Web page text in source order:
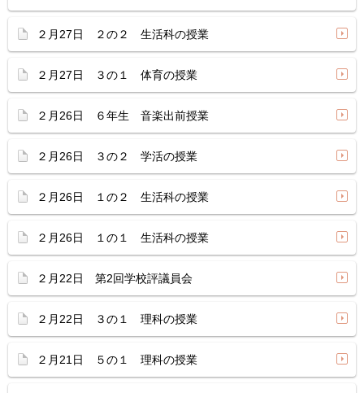
２月27日 ２の２ 生活科の授業
２月27日 ３の１ 体育の授業
２月26日 ６年生 音楽出前授業
２月26日 ３の２ 学活の授業
２月26日 １の２ 生活科の授業
２月26日 １の１ 生活科の授業
２月22日 第2回学校評議員会
２月22日 ３の１ 理科の授業
２月21日 ５の１ 理科の授業